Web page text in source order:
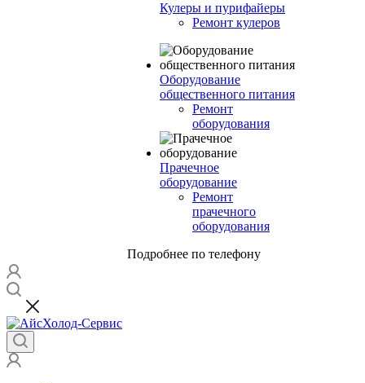
Кулеры и пурифайеры
Ремонт кулеров
Оборудование
общественного питания
Ремонт
оборудования
Прачечное
оборудование
Ремонт
прачечного
оборудования
Подробнее по телефону